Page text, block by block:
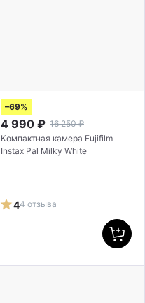
–69%
4 990 ₽ 16 250 ₽
Компактная камера Fujifilm
Instax Pal Milky White
44 отзыва